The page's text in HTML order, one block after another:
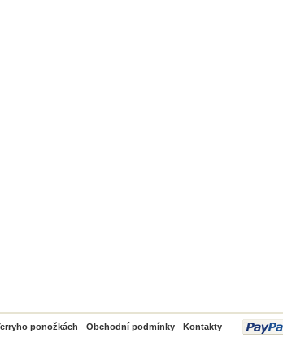
ponožkách Obchodní podmínky Kontakty
PayPal